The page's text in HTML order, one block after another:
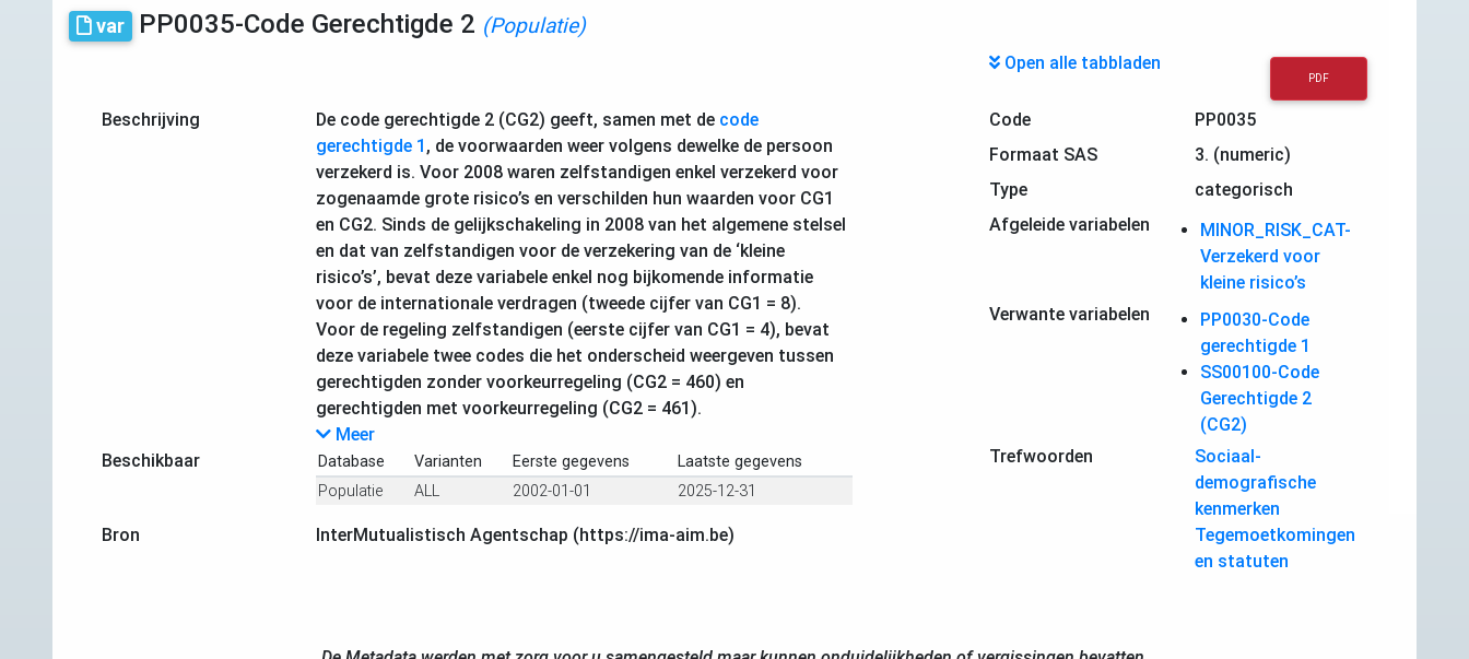
var PP0035-Code Gerechtigde 2 (Populatie)
Open alle tabbladen
PDF
Beschrijving De code gerechtigde 2 (CG2) geeft, samen met de code
gerechtigde 1 , de voorwaarden weer volgens dewelke de persoon
verzekerd is. Voor 2008 waren zelfstandigen enkel verzekerd voor
zogenaamde grote risico’s en verschilden hun waarden voor CG1
en CG2. Sinds de gelijkschakeling in 2008 van het algemene stelsel
en dat van zelfstandigen voor de verzekering van de ‘kleine
risico’s’, bevat deze variabele enkel nog bijkomende informatie
voor de internationale verdragen (tweede cijfer van CG1 = 8).
Voor de regeling zelfstandigen (eerste cijfer van CG1 = 4), bevat
deze variabele twee codes die het onderscheid weergeven tussen
gerechtigden zonder voorkeurregeling (CG2 = 460) en
gerechtigden met voorkeurregeling (CG2 = 461).
Meer
Beschikbaar
Database Varianten Eerste gegevens
Laatste gegevens
Populatie
ALL 2002-01-01 2025-12-31
Bron InterMutualistisch Agentschap (https://ima-aim.be)
Code
PP0035
Formaat SAS
3. (numeric)
Type
categorisch
Afgeleide variabelen
MINOR_RISK_CAT-
Verzekerd voor
kleine risico’s
Verwante variabelen
PP0030-Code
gerechtigde 1
SS00100-Code
Gerechtigde 2
(CG2)
Trefwoorden
Sociaal-
demografische
kenmerken
Tegemoetkomingen
en statuten